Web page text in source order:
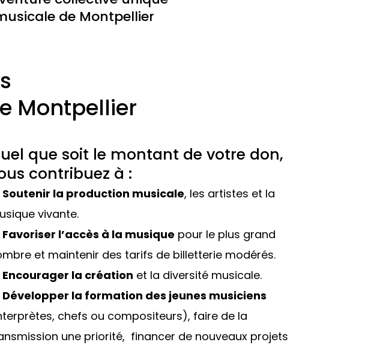
de Montpellier
Montpellier
que soit le montant de votre don,
contribuez à :
Soutenir la production musicale, les artistes et la
vivante.
Favoriser l’accès à la musique pour le plus grand
et maintenir des tarifs de billetterie modérés.
Encourager la création et la diversité musicale.
Développer la formation des jeunes musiciens
chefs ou compositeurs), faire de la
une priorité, financer de nouveaux projets